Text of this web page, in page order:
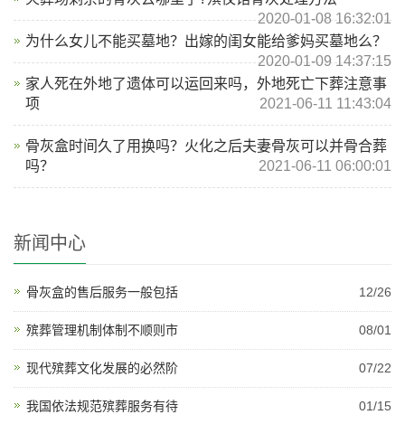
2020-01-08 16:32:01
为什么女儿不能买墓地？出嫁的闺女能给爹妈买墓地么？
2020-01-09 14:37:15
家人死在外地了遗体可以运回来吗，外地死亡下葬注意事
项
2021-06-11 11:43:04
骨灰盒时间久了用换吗？火化之后夫妻骨灰可以并骨合葬
吗？
2021-06-11 06:00:01
新闻中心
骨灰盒的售后服务一般包括 12/26
殡葬管理机制体制不顺则市 08/01
现代殡葬文化发展的必然阶 07/22
我国依法规范殡葬服务有待 01/15